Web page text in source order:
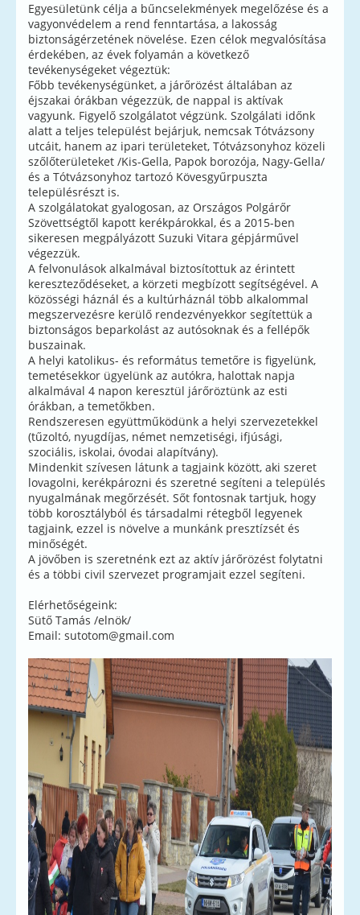
Egyesületünk célja a bűncselekmények megelőzése és a
vagyonvédelem a rend fenntartása, a lakosság
biztonságérzetének növelése. Ezen célok megvalósítása
érdekében, az évek folyamán a következő
tevékenységeket végeztük:
Főbb tevékenységünket, a járőrözést általában az
éjszakai órákban végezzük, de nappal is aktívak
vagyunk. Figyelő szolgálatot végzünk. Szolgálati időnk
alatt a teljes települést bejárjuk, nemcsak Tótvázsony
utcáit, hanem az ipari területeket, Tótvázsonyhoz közeli
szőlőterületeket /Kis-Gella, Papok borozója, Nagy-Gella/
és a Tótvázsonyhoz tartozó Kövesgyűrpuszta
településrészt is.
A szolgálatokat gyalogosan, az Országos Polgárőr
Szövettségtől kapott kerékpárokkal, és a 2015-ben
sikeresen megpályázott Suzuki Vitara gépjárművel
végezzük.
A felvonulások alkalmával biztosítottuk az érintett
kereszteződéseket, a körzeti megbízott segítségével. A
közösségi háznál és a kultúrháznál több alkalommal
megszervezésre kerülő rendezvényekkor segítettük a
biztonságos beparkolást az autósoknak és a fellépők
buszainak.
A helyi katolikus- és református temetőre is figyelünk,
temetésekkor ügyelünk az autókra, halottak napja
alkalmával 4 napon keresztül járőröztünk az esti
órákban, a temetőkben.
Rendszeresen együttműködünk a helyi szervezetekkel
(tűzoltó, nyugdíjas, német nemzetiségi, ifjúsági,
szociális, iskolai, óvodai alapítvány).
Mindenkit szívesen látunk a tagjaink között, aki szeret
lovagolni, kerékpározni és szeretné segíteni a település
nyugalmának megőrzését. Sőt fontosnak tartjuk, hogy
több korosztályból és társadalmi rétegből legyenek
tagjaink, ezzel is növelve a munkánk presztízsét és
minőségét.
A jövőben is szeretnénk ezt az aktív járőrözést folytatni
és a többi civil szervezet programjait ezzel segíteni.
Elérhetőségeink:
Sütő Tamás /elnök/
Email: sutotom@gmail.com